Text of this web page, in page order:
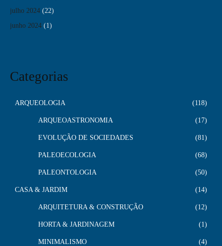
julho 2024 (22)
junho 2024 (1)
Categorias
ARQUEOLOGIA 118
ARQUEOASTRONOMIA 17
EVOLUÇÃO DE SOCIEDADES 81
PALEOECOLOGIA 68
PALEONTOLOGIA 50
CASA & JARDIM 14
ARQUITETURA & CONSTRUÇÃO 12
HORTA & JARDINAGEM 1
MINIMALISMO 4